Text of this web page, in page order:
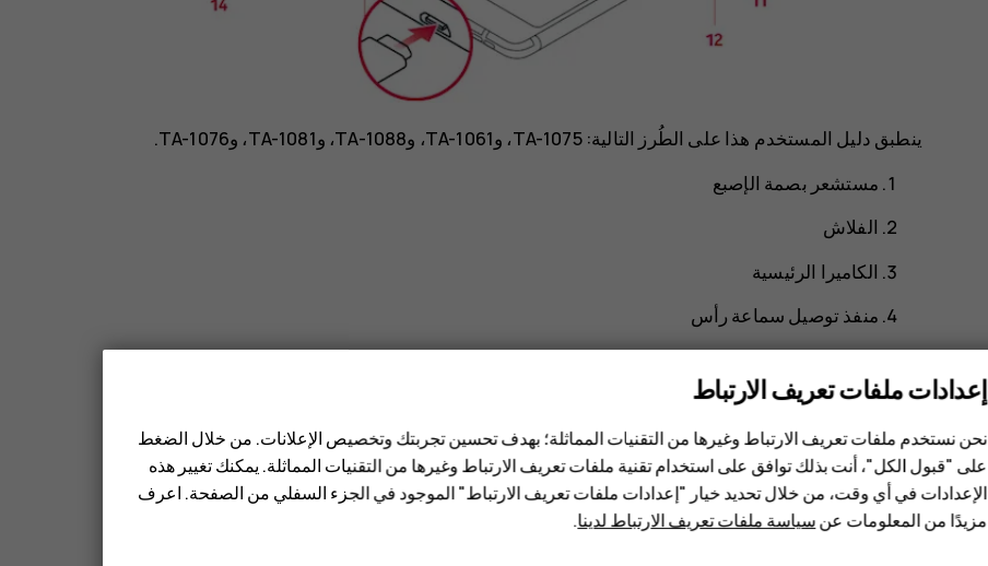
ينطبق دليل المستخدم هذا على الطُرز التالية: TA-1075، وTA-1061، وTA-1088، وTA-1081، وTA-1076.
مستشعر بصمة الإصبع
الفلاش
منفذ توصيل سماعة رأس
بطاقات SIM
بطاقة الذاكرة
الكاميرا الأمامية
مستشعر القرب/مستشعر الضوء المحيط
إعدادات ملفات تعريف الارتباط
نحن نستخدم ملفات تعريف الارتباط وغيرها من التقنيات المماثلة؛ بهدف تحسين تجربتك وتخصيص الإعلانات. من خلال الضغط
على "قبول الكل"، أنت بذلك توافق على استخدام تقنية ملفات تعريف الارتباط وغيرها من التقنيات المماثلة. يمكنك تغيير هذه
الإعدادات في أي وقت، من خلال تحديد خيار "إعدادات ملفات تعريف الارتباط" الموجود في الجزء السفلي من الصفحة. اعرف
مزيدًا من المعلومات عنسياسة ملفات تعريف الارتباط لدينا.